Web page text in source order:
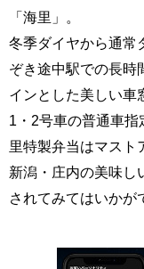
「海里」。
冬季ダイヤから通常
ぞき途中駅での長時
インとした美しい車
1・2号車の普通車
里特製弁当はマスト
新潟・庄内の美味し
されてみてはいかが